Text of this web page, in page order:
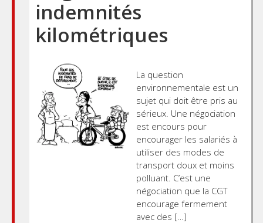
indemnités
kilométriques
La question
environnementale est un
sujet qui doit être pris au
sérieux. Une négociation
est encours pour
encourager les salariés à
utiliser des modes de
transport doux et moins
polluant. C’est une
négociation que la CGT
encourage fermement
avec des […]